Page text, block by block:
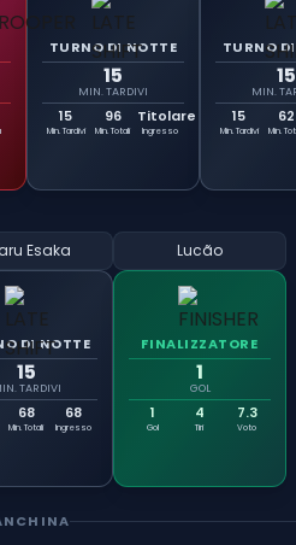
TURNO DI NOTTE
15
MIN. TARDIVI
15
Min. Tardivi
96
Min. Totali
Titolare
Ingresso
TURNO
15
MIN.
15
Min. Tardivi
62
Min.
Esaka
DI NOTTE
15
TARDIVI
68
Min. Totali
68
Ingresso
Lucão
FINALIZZATORE
1
GOL
1
Gol
4
Tiri
7.3
Voto